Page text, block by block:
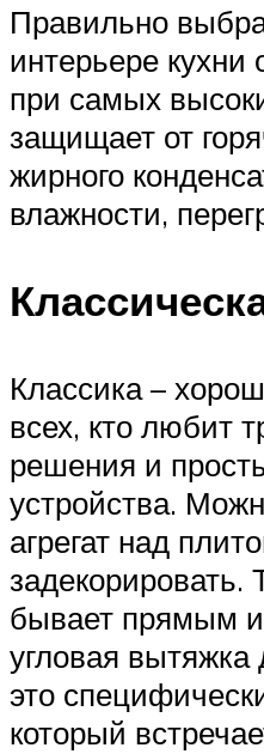
Правильно
интерьере кухни
при самых
защищает от
жирного
влажности,
Классика –
всех, кто любит
решения и
устройства.
агрегат над
задекорировать.
бывает прямым
угловая
это
который